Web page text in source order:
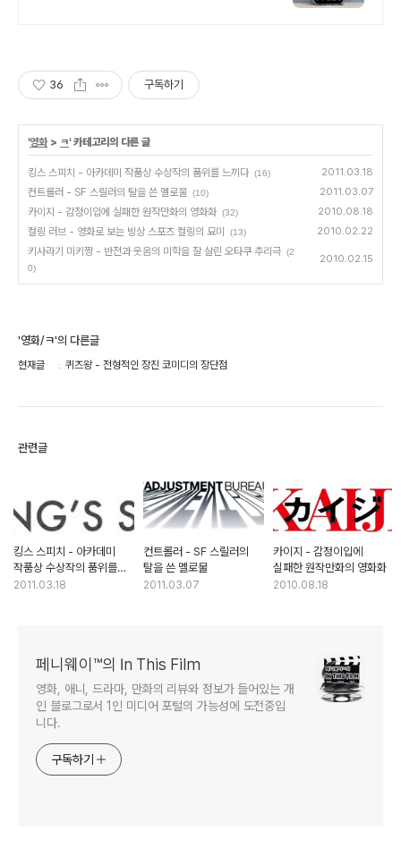
36 구독하기
'영화> ㅋ' 카테고리의 다른 글
킹스 스피치 - 아카데미 작품상 수상작의 품위를 느끼다 (16) 2011.03.18
컨트롤러 - SF 스릴러의 탈을 쓴 멜로물 (10) 2011.03.07
카이지 - 감정이입에 실패한 원작만화의 영화화 (32) 2010.08.18
컬링 러브 - 영화로 보는 빙상 스포츠 컬링의 묘미 (13) 2010.02.22
키사라기 미키짱 - 반전과 웃음의 미학을 잘 살린 오타쿠 추리극 (2
0)
2010.02.15
'영화/ㅋ'의 다른글
현재글 퀴즈왕 - 전형적인 장진 코미디의 장단점
관련글
킹스 스피치 - 아카데미
작품상 수상작의 품위를
느끼다
2011.03.18
컨트롤러 - SF 스릴러의
탈을 쓴 멜로물
2011.03.07
카이지 - 감정이입에
실패한 원작만화의 영화화
2010.08.18
페니웨이™의 In This Film
영화, 애니, 드라마, 만화의 리뷰와 정보가 들어있는 개
인 블로그로서 1인 미디어 포털의 가능성에 도전중입
니다.
구독하기